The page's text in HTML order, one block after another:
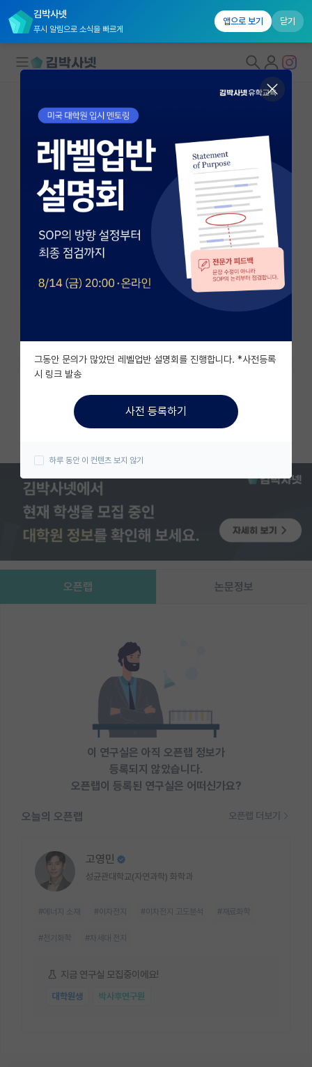
김박사넷
푸시 알림으로 소식을 빠르게
앱으로 보기 닫기
대학원생 모집
국내대학원 정보
연구실&오픈랩
연구실&오픈랩 홈
오픈랩 전체보기
PI 회원 신청
커뮤니티
유학교육
이벤트
반도체 아카데미
재팬라운지 🌸
오픈랩 논문정보
이 연구실은 아직 오픈랩 정보가
등록되지 않았습니다.
오픈랩이 등록된 연구실은 어떠신가요?
오늘의 오픈랩 오픈랩 더보기
고영민
성균관대학교(자연과학) 화학과
#에너지 소재 #이차전지 #이차전지 고도분석 #재료화학
#전기화학 #차세대 전지
지금 연구실 모집중이에요!
대학원생 박사후연구원
그동안 문의가 많았던 레벨업반 설명회를 진행합니다. *사전등록
시 링크 발송
사전 등록하기
하루 동안 이 컨텐츠 보지 않기
제관추
중앙대학교 국제물류학과
xiao20107@cau.ac.kr
즐겨찾기